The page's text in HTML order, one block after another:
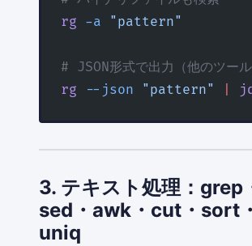
rg -a "pattern"
# JSON形式で出力（他のツール
rg --json "pattern"
3. テキスト処理：grep
sed・awk・cut・sort・
uniq